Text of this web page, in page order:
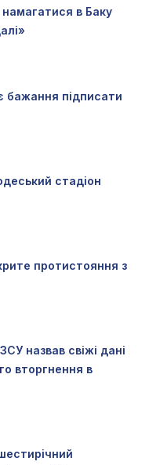
в Баку
бажання підписати
стадіон
протистояння з
назвав свіжі дані
вторгнення в